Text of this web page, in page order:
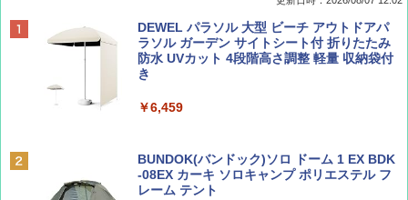
ディズニーファン ２０２６年 ９月号 [雑
誌] (ＤＩＳＮＥＹ ＦＡＮ)
￥713
SOTO ミニマル"旅"財布 ランダム2種】
￥1,500
D40 地球の歩き方 チェンマイ タイ北部の魅
力的な町 2026～2027 地球の歩き方D アジア
￥2,079
球の歩き方A ヨーロッパ
￥2,479
[キャンパーズコレクション 山善] ポップアッ
プテント 傘みたいに広げて畳める パッとサ
ッとサンシェード キューブ フルクローズ メ
ッシュ 簡単設置 ワンタッチテント キャンプ
PYKES PEAK (パイクスピーク) 着替えテン
ト プライバシー テント 【中が透けない】 1
DEWEL パラソル 大型 ビーチ アウトドアパ
ラソル ガーデン サイトシート付 折りたたみ
防水 UVカット 4段階高さ調整 軽量 収納袋付
き
￥6,459
BUNDOK(バンドック)ソロ ドーム 1 EX BDK
-08EX カーキ ソロキャンプ ポリエステル フ
レーム テント